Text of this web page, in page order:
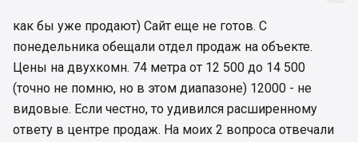
как бы уже продают) Сайт еще не готов. С
понедельника обещали отдел продаж на объекте.
Цены на двухкомн. 74 метра от 12 500 до 14 500
(точно не помню, но в этом диапазоне) 12000 - не
видовые. Если честно, то удивился расширенному
ответу в центре продаж. На моих 2 вопроса отвечали